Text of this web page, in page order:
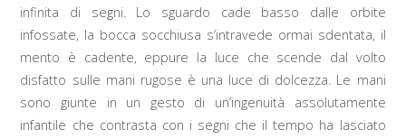
infinita di segni. Lo sguardo cade basso dalle orbite
infossate, la bocca socchiusa s’intravede ormai sdentata, il
mento è cadente, eppure la luce che scende dal volto
disfatto sulle mani rugose è una luce di dolcezza. Le mani
sono giunte in un gesto di un’ingenuità assolutamente
infantile che contrasta con i segni che il tempo ha lasciato